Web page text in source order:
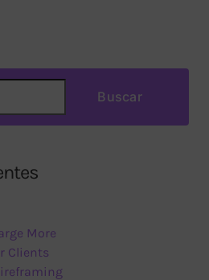
Buscar
More
Clients